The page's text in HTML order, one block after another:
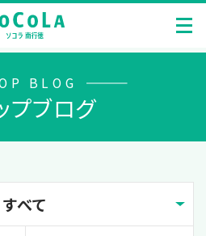
BLOG
プブログ
すべて